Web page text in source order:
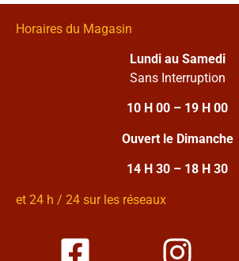
Horaires du Magasin
Lundi au Samedi
Sans Interruption
10 H 00 – 19 H 00
Ouvert le Dimanche
14 H 30 – 18 H 30
et 24 h / 24 sur les réseaux